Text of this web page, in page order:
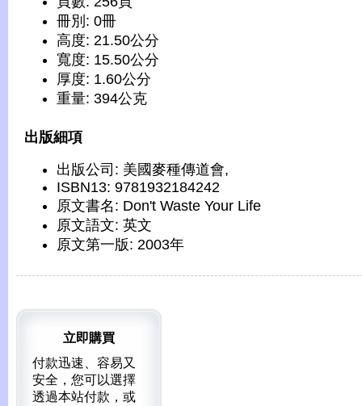
冊別: 0冊
高度: 21.50公分
寬度: 15.50公分
厚度: 1.60公分
重量: 394公克
出版細項
出版公司: 美國麥種傳道會,
ISBN13: 9781932184242
原文書名: Don't Waste Your Life
原文語文: 英文
原文第一版: 2003年
立即購買
付款迅速、容易又
安全，您可以選擇
透過本站付款，或